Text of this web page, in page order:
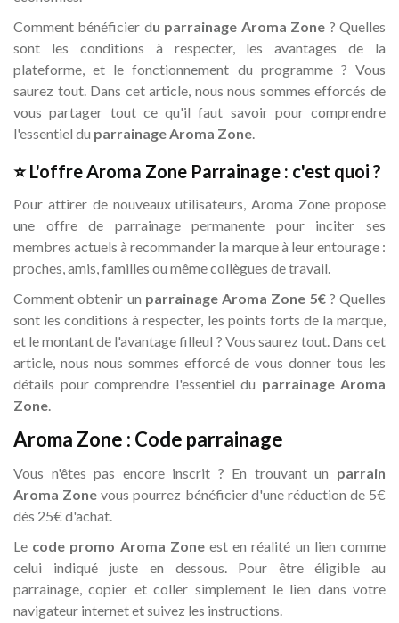
Comment bénéficier du parrainage Aroma Zone ? Quelles
sont les conditions à respecter, les avantages de la
plateforme, et le fonctionnement du programme ? Vous
saurez tout. Dans cet article, nous nous sommes efforcés de
vous partager tout ce qu'il faut savoir pour comprendre
l'essentiel du parrainage Aroma Zone.
⭐ L'offre Aroma Zone Parrainage : c'est quoi ?
Pour attirer de nouveaux utilisateurs, Aroma Zone propose
une offre de parrainage permanente pour inciter ses
membres actuels à recommander la marque à leur entourage :
proches, amis, familles ou même collègues de travail.
Comment obtenir un parrainage Aroma Zone 5€? Quelles
sont les conditions à respecter, les points forts de la marque,
et le montant de l'avantage filleul ? Vous saurez tout. Dans cet
article, nous nous sommes efforcé de vous donner tous les
détails pour comprendre l'essentiel du parrainage Aroma
Zone.
Aroma Zone : Code parrainage
Vous n'êtes pas encore inscrit ? En trouvant un parrain
Aroma Zone vous pourrez bénéficier d'une réduction de 5€
dès 25€ d'achat.
Le code promo Aroma Zoneest en réalité un lien comme
celui indiqué juste en dessous. Pour être éligible au
parrainage, copier et coller simplement le lien dans votre
navigateur internet et suivez les instructions.